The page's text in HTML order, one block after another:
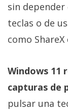
sin
teclas o de
como
Windows 11
capturas de
pulsar una